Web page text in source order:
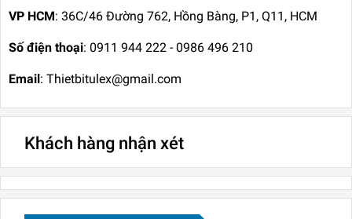
VP HCM: 36C/46 Đường 762, Hồng Bàng, P1, Q11, HCM
Số điện thoại: 0911 944 222 - 0986 496 210
Email: Thietbitulex@gmail.com
Khách hàng nhận xét